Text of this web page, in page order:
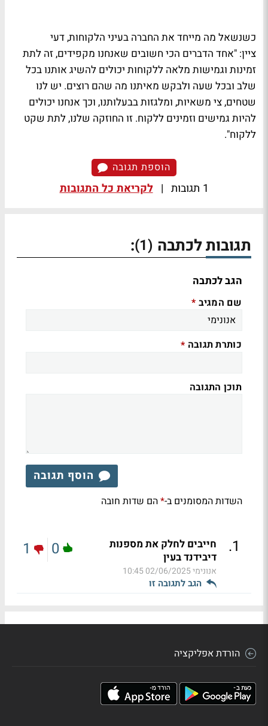
כשנשאל מה מייחד את החברה בעיני הלקוחות, דעי
ציין: "אחד הדברים הכי חשובים שאנחנו מקפידים, זה לתת
זמינות וגמישות מלאה ללקוחות יכולים להשיג אותנו בכל
שלב ובכל שעה ולבקש מאיתנו מה שהם רוצים. יש לנו
שטחים, צי משאיות, ומלגזות בבעלותנו, וכך אנחנו יכולים
להיות גמישים וזמינים ללקוח. זו החוזקה שלנו, לתת שקט
ללקוח".
הוספת תגובה
1 תגובות | לקריאת כל התגובות
תגובות לכתבה (1)
:
הגב לכתבה
שם המגיב *
כותרת תגובה *
תוכן התגובה
הוסף תגובה
השדות המסומנים ב-*הם שדות חובה
1
.
חייבים לחלק את מספנות
דיבידנד בעין
אנונימי02/06/2025 10:45
הגב לתגובה זו
0
1
הורדת אפליקציה